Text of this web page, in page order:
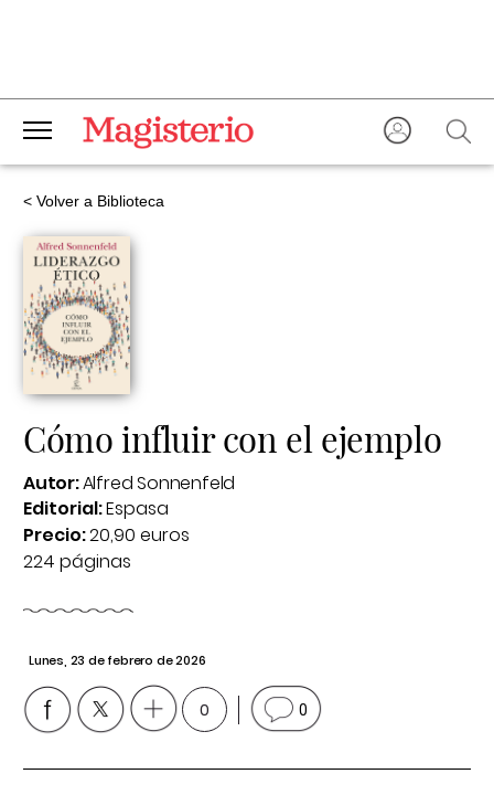
< Volver a Biblioteca
Cómo influir con el ejemplo
Autor:Alfred Sonnenfeld
Editorial:Espasa
Precio:20,90 euros
224 páginas
Lunes, 23 de febrero de 2026
0 0